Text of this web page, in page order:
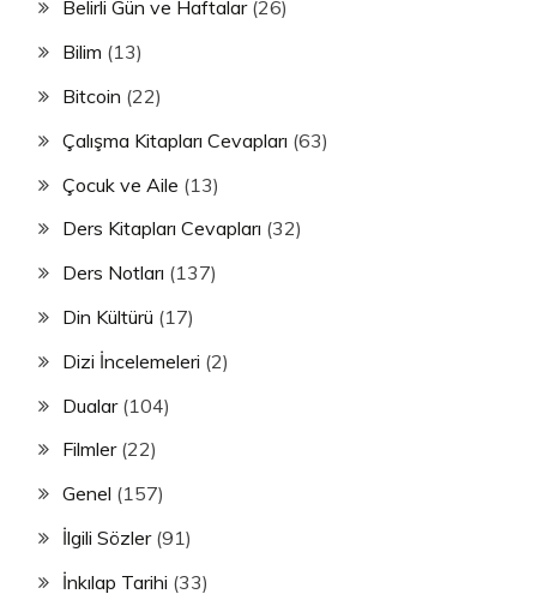
Belirli Gün ve Haftalar(26)
Bilim (13)
Bitcoin (22)
Çalışma Kitapları Cevapları (63)
Çocuk ve Aile (13)
Ders Kitapları Cevapları (32)
Ders Notları (137)
Din Kültürü (17)
Dizi İncelemeleri (2)
Dualar(104)
Filmler(22)
Genel (157)
İlgili Sözler(91)
İnkılap Tarihi (33)